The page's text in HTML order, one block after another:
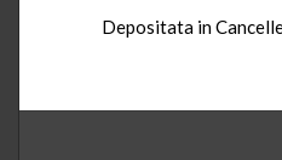
Depositata in